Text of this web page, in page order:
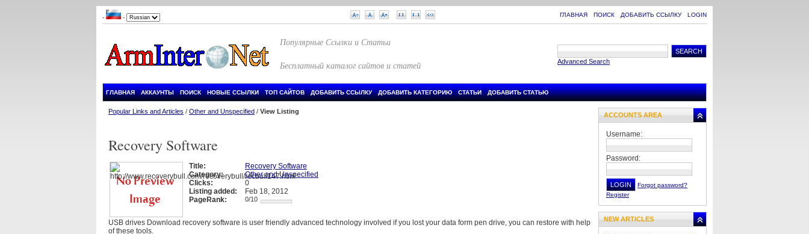
- - ГЛАВНАЯ ПОИСК ДОБАВИТЬ ССЫЛКУ LOGIN
Популярные Ссылки и Статьи
Бесплатный каталог сайтов и статей Advanced Search
ГЛАВНАЯ АККАУНТЫ ПОИСК НОВЫЕ ССЫЛКИ ТОП САЙТОВ ДОБАВИТЬ ССЫЛКУ ДОБАВИТЬ КАТЕГОРИЮ СТАТЬИ ДОБАВИТЬ СТАТЬЮ
Popular Links and Articles / Other and Unspecified / View Listing
Recovery Software
Title:
Recovery Software
Category:
Other and Unspecified
Clicks:
0
Listing added:
Feb 18, 2012
PageRank:
0/10
USB drives Download recovery software is user friendly advanced technology involved if you lost your data form pen drive, you can restore with help
of these tools.
ACCOUNTS AREA
Username:
Password:
Forgot password?
Register
NEW ARTICLES